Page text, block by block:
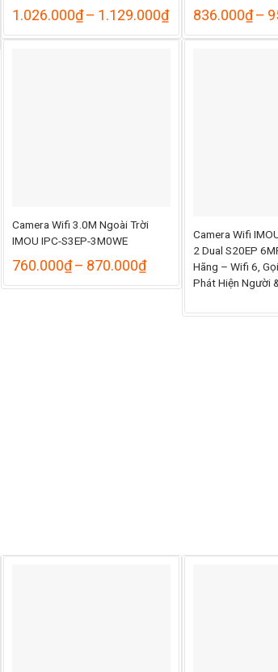
1.026.000₫– 1.129.000₫Khoảng
từ
836.000₫–
Camera Wifi 3.0M Ngoài Trời
IMOU IPC-S3EP-3M0WE
760.000₫– 870.000₫Khoảng
giá:
từ
Camera Wifi
2 Dual S20EP
Hãng – Wifi 6,
Phát Hiện Người